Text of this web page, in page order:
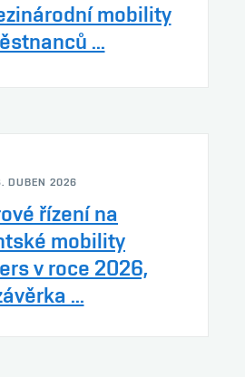
mobility
...
DUBEN 2026
řízení na
mobility
v roce 2026,
...